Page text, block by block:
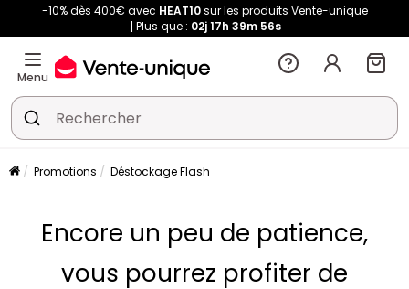
-10% dès 400€ avec HEAT10sur les produits Vente-unique
Plus que : 02j17h 39m 56s
Menu
Promotions Déstockage Flash
Encore un peu de patience,
vous pourrez profiter de